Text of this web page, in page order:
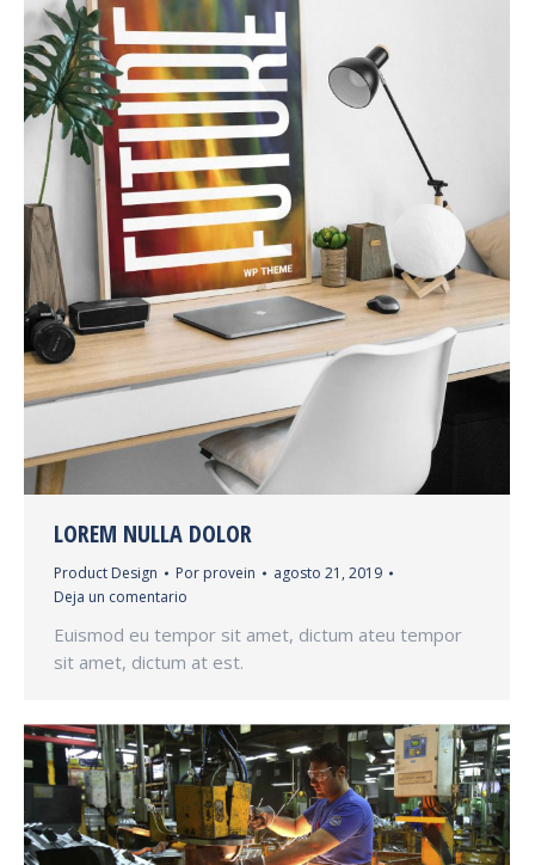
LOREM NULLA DOLOR
Product Design Por provein
agosto 21, 2019
Deja un comentario
Euismod eu tempor sit amet, dictum ateu tempor
sit amet, dictum at est.